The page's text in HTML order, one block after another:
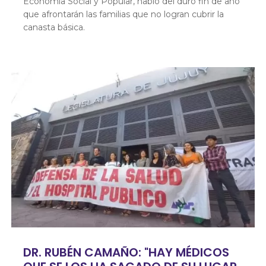
que afrontarán las familias que no logran cubrir la
canasta básica.
DR. RUBÉN CAMAÑO: "HAY MÉDICOS